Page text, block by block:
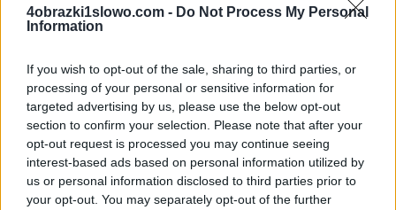
4obrazki1slowo.com - Do Not Process My Personal
Information
If you wish to opt-out of the sale, sharing to third parties, or
processing of your personal or sensitive information for
targeted advertising by us, please use the below opt-out
section to confirm your selection. Please note that after your
opt-out request is processed you may continue seeing
interest-based ads based on personal information utilized by
us or personal information disclosed to third parties prior to
your opt-out. You may separately opt-out of the further
wprowadź
litery: